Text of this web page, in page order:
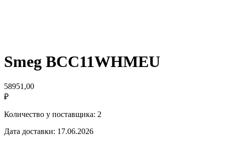
Smeg BCC11WHMEU
58951,00
₽
Количество у поставщика: 2
Дата доставки: 17.06.2026